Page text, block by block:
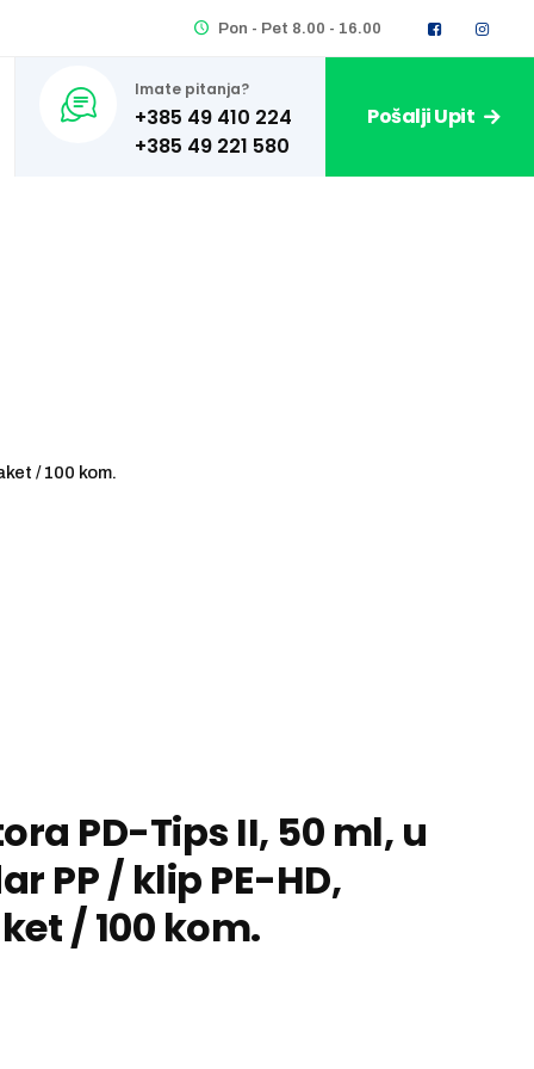
Pon - Pet 8.00 - 16.00
Imate pitanja?
+385 49 410 224 Pošalji Upit
/ 100 kom.
PD-Tips II, 50 ml, u
PP / klip PE-HD,
/ 100 kom.